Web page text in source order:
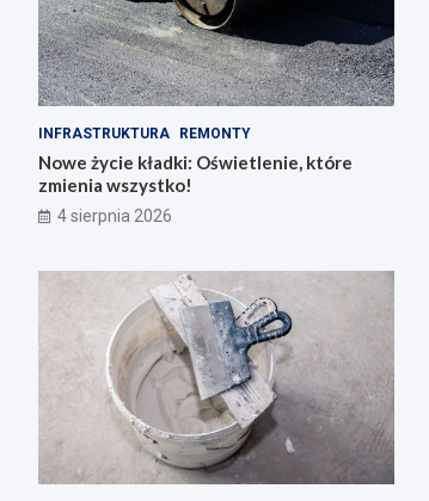
INFRASTRUKTURA REMONTY
Nowe życie kładki: Oświetlenie, które
zmienia wszystko!
4 sierpnia 2026